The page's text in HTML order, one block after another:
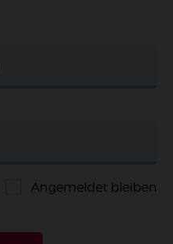
Angemeldet bleiben